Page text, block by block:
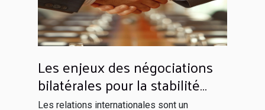
Les enjeux des négociations
bilatérales pour la stabilité
régionale
Les relations internationales sont un